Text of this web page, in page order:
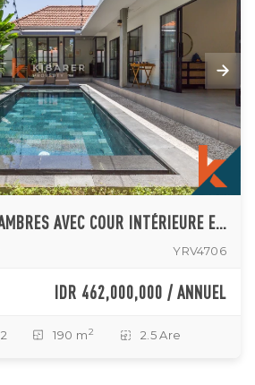
VILLA DE DEUX CHAMBRES AVEC COUR INTÉRIEURE ET PISCINE PRIVÉE À UMALAS
YRV4706
IDR 462,000,000 / ANNUEL
2 190 m 2 2.5 Are